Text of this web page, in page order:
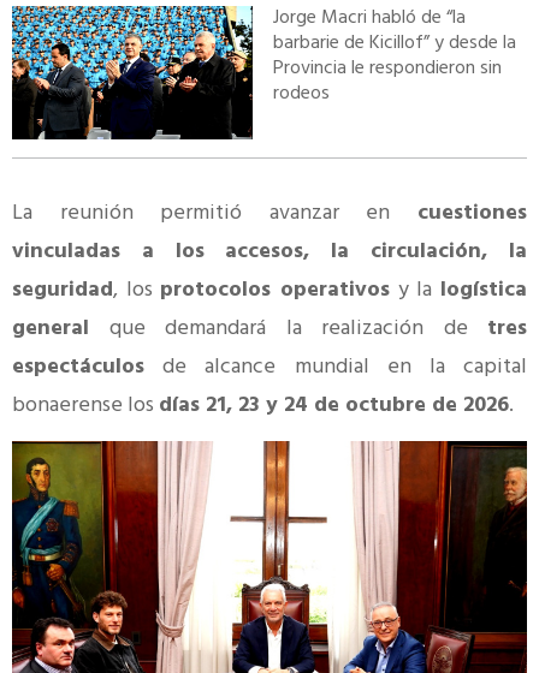
Jorge Macri habló de “la
barbarie de Kicillof” y desde la
Provincia le respondieron sin
rodeos
La reunión permitió avanzar en cuestiones
vinculadas a los accesos, la circulación, la
seguridad, los protocolos operativos y la logística
general que demandará la realización de tres
espectáculos de alcance mundial en la capital
bonaerense los días 21, 23 y 24 de octubre de 2026.